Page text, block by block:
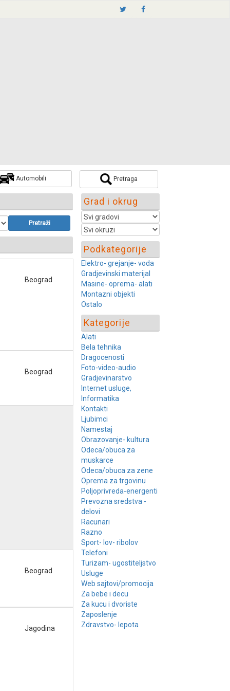
Automobili Pretraga
Pretraži
Beograd
Beograd
Beograd
Jagodina
Grad i okrug
Podkategorije
Elektro- grejanje- voda
Gradjevinski materijal
Masine- oprema- alati
Montazni objekti
Ostalo
Kategorije
Alati
Bela tehnika
Dragocenosti
Foto-video-audio
Gradjevinarstvo
Internet usluge,
Informatika
Kontakti
Ljubimci
Namestaj
Obrazovanje- kultura
Odeca/obuca za
muskarce
Odeca/obuca za zene
Oprema za trgovinu
Poljoprivreda-energenti
Prevozna sredstva -
delovi
Racunari
Razno
Sport- lov- ribolov
Telefoni
Turizam- ugostiteljstvo
Usluge
Web sajtovi/promocija
Za bebe i decu
Za kucu i dvoriste
Zaposlenje
Zdravstvo- lepota